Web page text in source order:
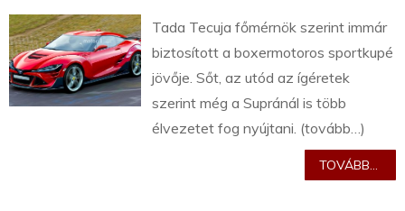
Tada Tecuja főmérnök szerint immár
biztosított a boxermotoros sportkupé
jövője. Sőt, az utód az ígéretek
szerint még a Supránál is több
élvezetet fog nyújtani. (tovább…)
TOVÁBB...